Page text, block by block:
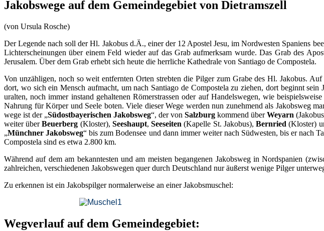
Jakobswege auf dem Gemeindegebiet von Dietramszell
(von Ursula Rosche)
Der Legende nach soll der Hl. Jakobus d.Ä., einer der 12 Apostel Jesu, im Nordwesten Spaniens
Lichterscheinungen über einem Feld wieder auf das Grab aufmerksam wurde. Das Grab des
Jerusalem. Über dem Grab erhebt sich heute die herrliche Kathedrale von Santiago de Compostela.
Von unzähligen, noch so weit entfernten Orten strebten die Pilger zum Grabe des Hl. Jakobus.
dort, wo sich ein Mensch aufmacht, um nach Santiago de Compostela zu ziehen, dort beginnt
uralten, noch immer instand gehaltenen Römer­strassen oder auf Handelswegen, wie
Nahrung für Körper und Seele boten. Viele dieser Wege werden nun zunehmend als Jakobs­weg
wege ist der „Südostbayerischen Jakobs­weg“, der von Salzburg kommend überWeyarn
weiter überBeuerberg (Kloster), Seeshaupt,Seeseiten(Kapelle St. Jakobus),Bernried(Kloster)
„Münchner Jakobsweg“ bis zum Bodensee und dann immer weiter nach Südwesten, bis er nach
Compostela sind es etwa 2.800 km.
Während auf dem am bekanntesten und am meisten begangenen Jakobsweg in Nordspanien
zahlreichen, verschiedenen Jakobswegen quer durch Deutschland nur äußerst wenige Pilger
Zu erkennen ist ein Jakobspilger normalerweise an einer Jakobsmuschel:
Wegverlauf auf dem Gemeindegebiet: